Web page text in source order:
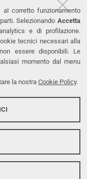
corretto funzionamento
Selezionando Accetta
e di profilazione.
tecnici necessari alla
essere disponibili. Le
momento dal menu
la nostra Cookie Policy.